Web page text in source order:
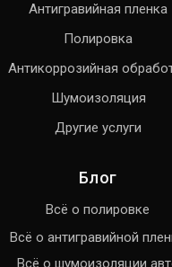
Антигравийная пленка
Полировка
Антикоррозийная
Шумоизоляция
Блог
Всё о полировке
Всё о антигравийной
Другие услуги